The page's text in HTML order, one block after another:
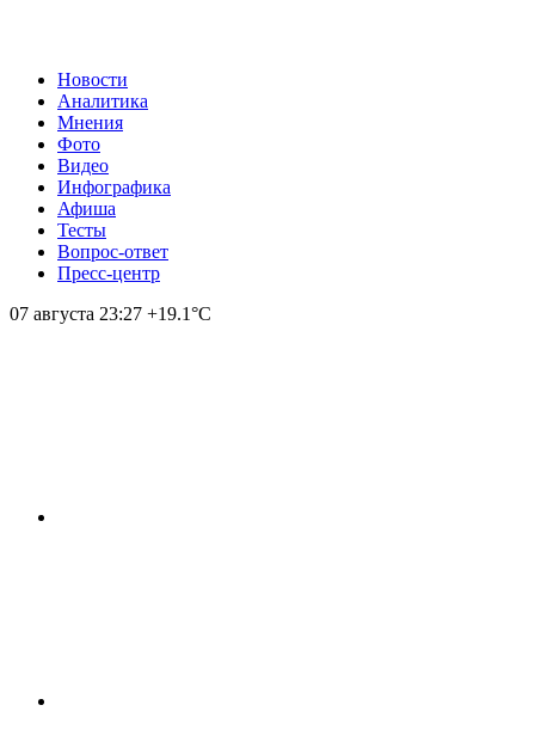
Новости
Аналитика
Мнения
Фото
Видео
Инфографика
Афиша
Тесты
Вопрос-ответ
Пресс-центр
07 августа 23:27 +19.1°С